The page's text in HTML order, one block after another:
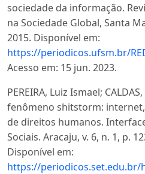
sociedade da informação.
na Sociedade Global, Santa
2015. Disponível em:
https://periodicos.ufsm.br/
Acesso em: 15 jun. 2023.
PEREIRA, Luiz Ismael;
fenômeno shitstorm:
de direitos humanos.
Sociais. Aracaju, v. 6, n. 1, p.
Disponível em:
https://periodicos.set.edu.br/